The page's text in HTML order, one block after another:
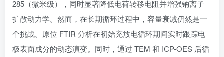
285（微米级），同时显著降低电荷转移电阻并增强钠离子
扩散动力学。然而，在长期循环过程中，容量衰减仍然是一
个挑战。原位 FTIR 分析在初始充放电循环期间实时跟踪电
极表面成分的动态演变。同时，通过 TEM 和 ICP-OES 后循